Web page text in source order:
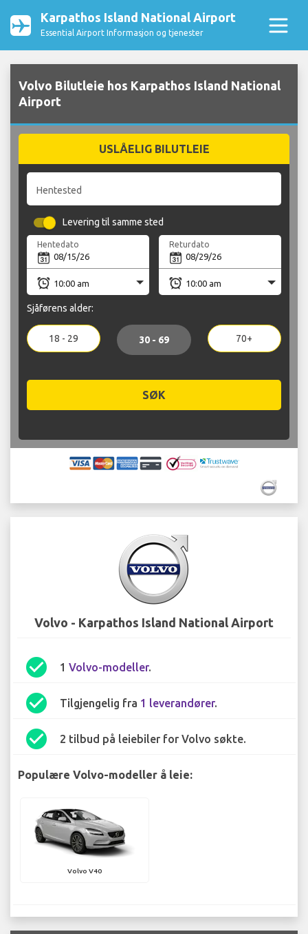
Karpathos Island National Airport
Essential Airport Informasjon og tjenester
Volvo Bilutleie hos Karpathos Island National
Airport
USLÅELIG BILUTLEIE
Hentested
Levering til samme sted
Hentedato Returdato
Sjåførens alder:
18 - 29 30 - 69 70+
SØK
Volvo - Karpathos Island National Airport
check_circle 1 Volvo-modeller.
check_circle Tilgjengelig fra 1 leverandører.
check_circle 2 tilbud på leiebiler for Volvo søkte.
Populære Volvo-modeller å leie:
Volvo V40